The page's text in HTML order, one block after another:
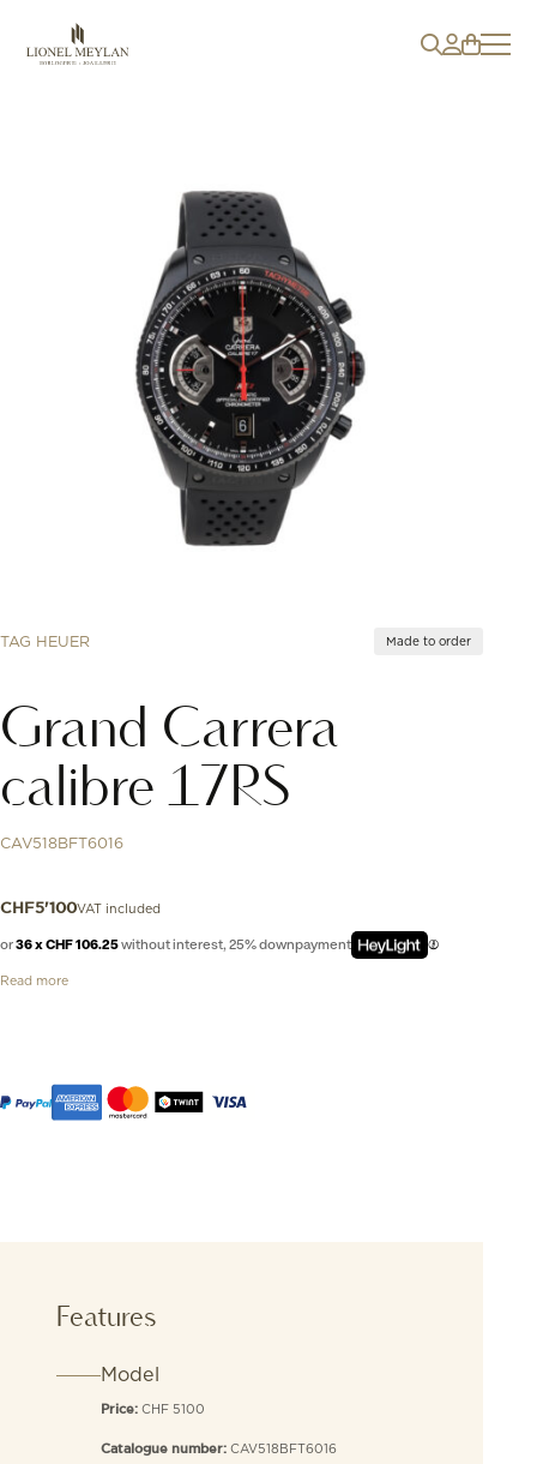
TAG HEUER Made to order
Grand Carrera
calibre 17RS
CAV518BFT6016
CHF5'100VAT included
or36 x CHF 106.25without interest, 25% downpayment
Read more
Features
Model
Price: CHF 5100
Catalogue number: CAV518BFT6016